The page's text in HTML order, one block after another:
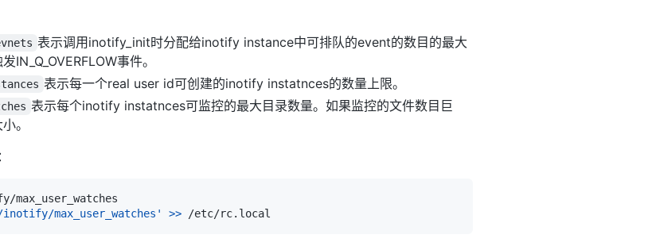
表示调用inotify_init时分配给inotify instance中可排队的event的数目的最大
事件。
表示每一个real user id可创建的inotify instatnces的数量上限。
表示每个inotify instatnces可监控的最大目录数量。如果监控的文件数目巨
。
max_user_watches' >>